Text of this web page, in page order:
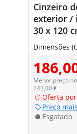
Cinzeiro
exterior /
30 x 120
Dimensões
Menor preço
243,00 €
Oferta
Preço
Esgotado